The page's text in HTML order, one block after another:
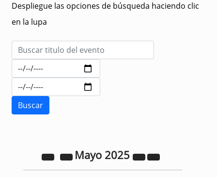
Despliegue las opciones de búsqueda haciendo clic
en la lupa
Mayo 2025